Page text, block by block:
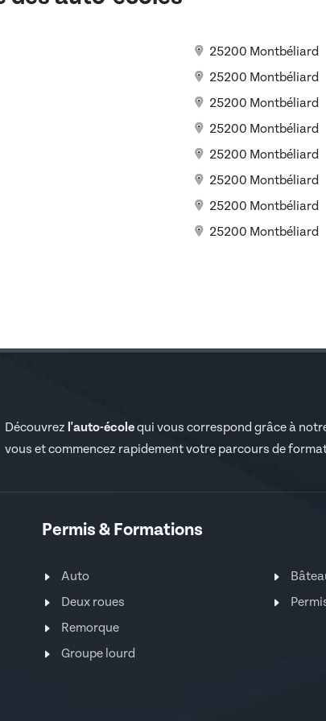
25200 Montbéliard
25200 Montbéliard
25200 Montbéliard
25200 Montbéliard
25200 Montbéliard
25200 Montbéliard
25200 Montbéliard
25200 Montbéliard
Découvrez l'auto-écolequi vous correspond grâce à
vous et commencez rapidement votre parcours de
Permis & Formations
Auto
Deux roues
Remorque
Groupe lourd